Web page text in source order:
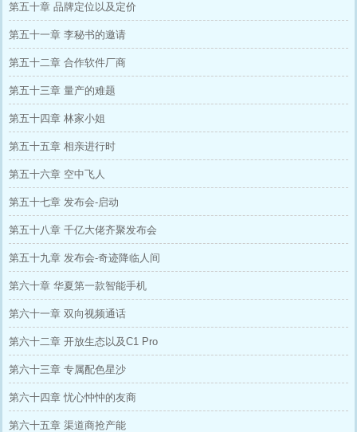
第五十章 品牌定位以及定价
第五十一章 李秘书的邀请
第五十二章 合作软件厂商
第五十三章 量产的难题
第五十四章 林家小姐
第五十五章 相亲进行时
第五十六章 空中飞人
第五十七章 发布会-启动
第五十八章 千亿大佬齐聚发布会
第五十九章 发布会-奇迹降临人间
第六十章 华夏第一款智能手机
第六十一章 双向视频通话
第六十二章 开放生态以及C1 Pro
第六十三章 专属配色星沙
第六十四章 忧心忡忡的友商
第六十五章 渠道商抢产能